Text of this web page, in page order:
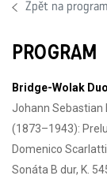
Zpět na program
PROGRAM
Bridge-Wolak
Johann Sebastian
(1873–1943):
Domenico
Sonáta B dur, K.